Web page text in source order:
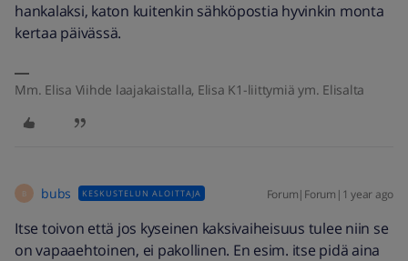
hankalaksi, katon kuitenkin sähköpostia hyvinkin monta
kertaa päivässä.
Mm. Elisa Viihde laajakaistalla, Elisa K1-liittymiä ym. Elisalta
B bubs KESKUSTELUN ALOITTAJA Forum|Forum|1 year ago
Itse toivon että jos kyseinen kaksivaiheisuus tulee niin se
on vapaaehtoinen, ei pakollinen. En esim. itse pidä aina